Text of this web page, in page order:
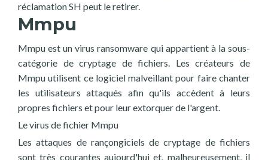
réclamation SH peut le retirer.
Mmpu
Mmpu est un virus ransomware qui appartient à la sous-
catégorie de cryptage de fichiers. Les créateurs de
Mmpu utilisent ce logiciel malveillant pour faire chanter
les utilisateurs attaqués afin qu'ils accèdent à leurs
propres fichiers et pour leur extorquer de l'argent.
Le virus de fichier Mmpu
Les attaques de rançongiciels de cryptage de fichiers
sont très courantes aujourd'hui et, malheureusement, il